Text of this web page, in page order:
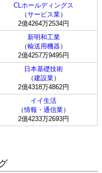
CLホールディングス
（サービス業）
2億4264万2534円
新明和工業
（輸送用機器）
2億4257万9495円
日本基礎技術
（建設業）
2億4318万4862円
イイ生活
（情報・通信業）
2億4233万2693円